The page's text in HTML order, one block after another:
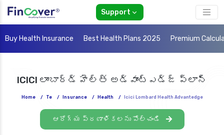
Support
Buy Health Insurance Best Health Plans 2025 Premium
ICICI లాంబార్డ్ హెల్త్ అడ్వాంట్ఎడ్జ్ ప్లాన్
Home / Te / Insurance / Health / Icici Lombard Health Advantedge
ఆరోగ్య ప్రణాళికలను పోల్చండి